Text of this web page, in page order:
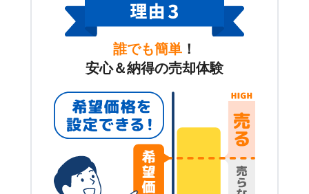
誰でも簡単 ！
安心＆納得の売却体験